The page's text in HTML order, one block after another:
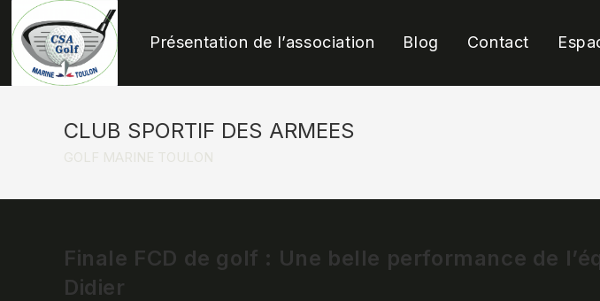
content
Présentation de l’association Blog Contact
CLUB SPORTIF DES ARMEES
GOLF MARINE TOULON
Finale FCD de golf : Une belle performance de
Didier